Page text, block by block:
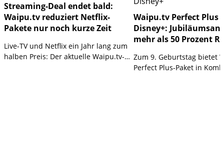
Streaming-Deal endet bald:
Waipu.tv reduziert Netflix-
Pakete nur noch kurze Zeit
Live-TV und Netflix ein Jahr lang zum
halben Preis: Der aktuelle Waipu.tv-
Waipu.tv Perfect Plus
Disney+:
mehr als 50 Prozent
Zum 9. Geburtstag bietet
Perfect Plus-Paket in